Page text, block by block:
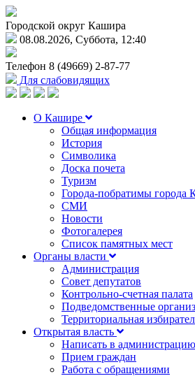
Городской округ Кашира
08.08.2026, Суббота, 12:40
Телефон 8 (49669) 2-87-77
Для слабовидящих
О Кашире
Общая информация
История
Символика
Доска почета
Туризм
Города-побратимы города
СМИ
Новости
Фотогалерея
Список памятных мест
Органы власти
Администрация
Совет депутатов
Контрольно-счетная палата
Подведомственные
Территориальная
Открытая власть
Написать в администрацию
Прием граждан
Работа с обращениями